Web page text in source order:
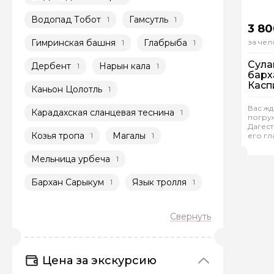
Водопад Тобот 1 Гамсутль 1
Гимринская башня 1 Глабрыба 1
Дербент 1 Нарын кала 1
Каньон Цолотль 1
Карадахская сланцевая теснина 1
Козья тропа 1 Магалы 1
Мельница урбеча 1
Бархан Сарыкум 1 Язык тролля 1
Цена за экскурсию
3
за
Вас
его
Задайте